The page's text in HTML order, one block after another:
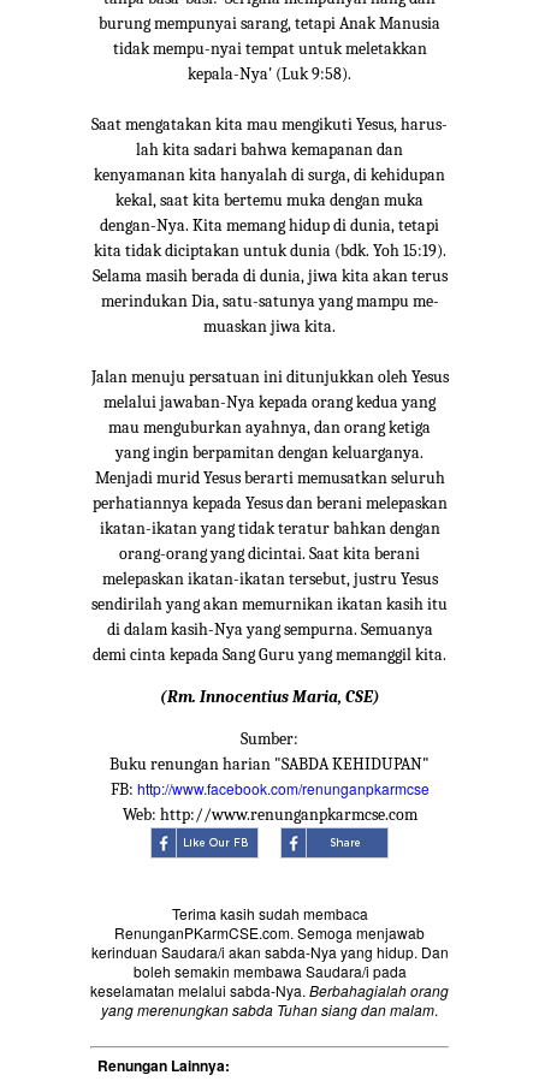
burung mempunyai sarang, tetapi Anak Manusia
tidak mempu-nyai tempat untuk meletakkan
kepala-Nya' (Luk 9:58).
Saat mengatakan kita mau mengikuti Yesus, harus-
lah kita sadari bahwa kemapanan dan
kenyamanan kita hanyalah di surga, di kehidupan
kekal, saat kita bertemu muka dengan muka
dengan-Nya. Kita memang hidup di dunia, tetapi
kita tidak diciptakan untuk dunia (bdk. Yoh 15:19).
Selama masih berada di dunia, jiwa kita akan terus
merindukan Dia, satu-satunya yang mampu me-
muaskan jiwa kita.
Jalan menuju persatuan ini ditunjukkan oleh Yesus
melalui jawaban-Nya kepada orang kedua yang
mau menguburkan ayahnya, dan orang ketiga
yang ingin berpamitan dengan keluarganya.
Menjadi murid Yesus berarti memusatkan seluruh
perhatiannya kepada Yesus dan berani melepaskan
ikatan-ikatan yang tidak teratur bahkan dengan
orang-orang yang dicintai. Saat kita berani
melepaskan ikatan-ikatan tersebut, justru Yesus
sendirilah yang akan memurnikan ikatan kasih itu
di dalam kasih-Nya yang sempurna. Semuanya
demi cinta kepada Sang Guru yang memanggil kita.
(Rm. Innocentius Maria, CSE)
Sumber:
Buku renungan harian "SABDA KEHIDUPAN"
FB: http://www.facebook.com/renunganpkarmcse
Web: http://www.renunganpkarmcse.com
Terima kasih sudah membaca
RenunganPKarmCSE.com. Semoga menjawab
kerinduan Saudara/i akan sabda-Nya yang hidup. Dan
boleh semakin membawa Saudara/i pada
keselamatan melalui sabda-Nya. Berbahagialah orang
yang merenungkan sabda Tuhan siang dan malam.
Renungan Lainnya: